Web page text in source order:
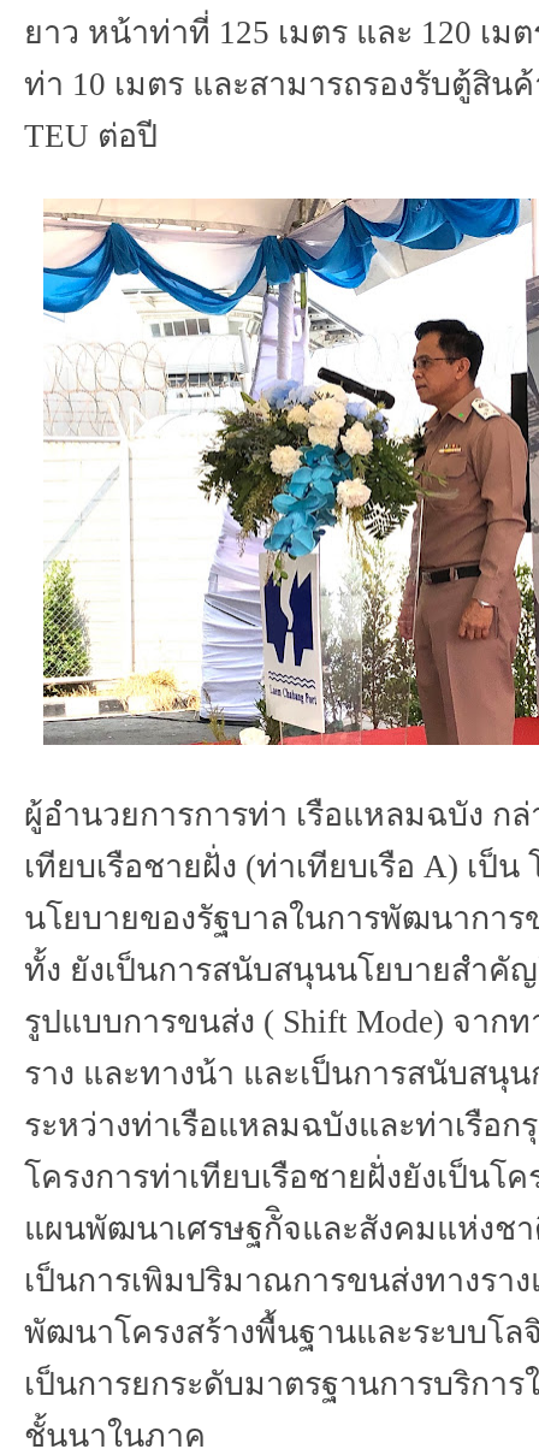
ยาว หน้าท่าที่ 125 เมตร และ 120 เม
ท่า 10 เมตร และสามารถรองรับตู้สิน
TEU ต่อปี
ผู้อำนวยการการท่า เรือแหลมฉบัง กล่
เทียบเรือชายฝั่ง (ท่าเทียบเรือ A) เป็น
นโยบายของรัฐบาลในการพัฒนาการ
ทั้ง ยังเป็นการสนับสนุนนโยบายสำคั
รูปแบบการขนส่ง ( Shift Mode) จากท
ราง และทางน้า และเป็นการสนับสนุ
ระหว่างท่าเรือแหลมฉบังและท่าเรือก
โครงการท่าเทียบเรือชายฝั่งยังเป็นโ
แผนพัฒนาเศรษฐกัิจและสังคมแห่งช
เป็นการเพิมปริมาณการขนส่งทางรา
พัฒนาโครงสร้างพื้นฐานและระบบโล
เป็นการยกระดับมาตรฐานการบริกา
ชั้นนาในภาค